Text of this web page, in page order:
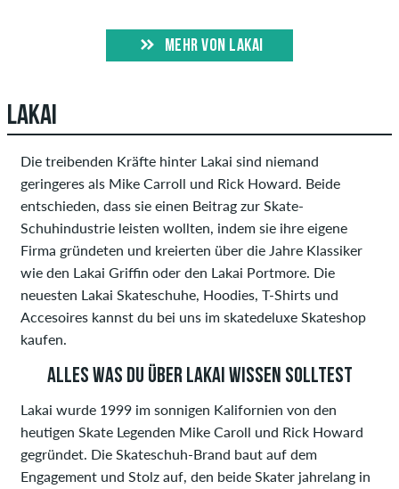
MEHR VON LAKAI
LAKAI
Die treibenden Kräfte hinter Lakai sind niemand
geringeres als Mike Carroll und Rick Howard. Beide
entschieden, dass sie einen Beitrag zur Skate-
Schuhindustrie leisten wollten, indem sie ihre eigene
Firma gründeten und kreierten über die Jahre Klassiker
wie den Lakai Griffin oder den Lakai Portmore. Die
neuesten Lakai Skateschuhe, Hoodies, T-Shirts und
Accesoires kannst du bei uns im skatedeluxe Skateshop
kaufen.
ALLES WAS DU ÜBER LAKAI WISSEN SOLLTEST
Lakai wurde 1999 im sonnigen Kalifornien von den
heutigen Skate Legenden Mike Caroll und Rick Howard
gegründet. Die Skateschuh-Brand baut auf dem
Engagement und Stolz auf, den beide Skater jahrelang in